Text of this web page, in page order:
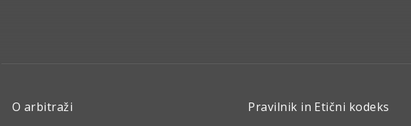
O arbitraži
Pravilnik in Etični kodeks